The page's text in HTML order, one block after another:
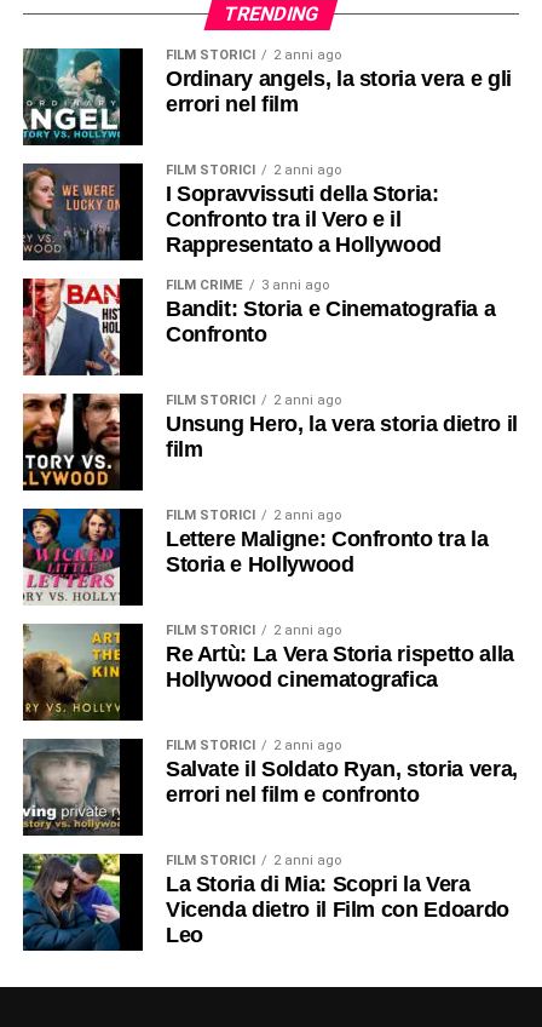
TRENDING
FILM STORICI 2 anni ago
Ordinary angels, la storia vera e gli
errori nel film
FILM STORICI 2 anni ago
I Sopravvissuti della Storia:
Confronto tra il Vero e il
Rappresentato a Hollywood
FILM CRIME 3 anni ago
Bandit: Storia e Cinematografia a
Confronto
FILM STORICI 2 anni ago
Unsung Hero, la vera storia dietro il
film
FILM STORICI 2 anni ago
Lettere Maligne: Confronto tra la
Storia e Hollywood
FILM STORICI 2 anni ago
Re Artù: La Vera Storia rispetto alla
Hollywood cinematografica
FILM STORICI 2 anni ago
Salvate il Soldato Ryan, storia vera,
errori nel film e confronto
FILM STORICI 2 anni ago
La Storia di Mia: Scopri la Vera
Vicenda dietro il Film con Edoardo
Leo